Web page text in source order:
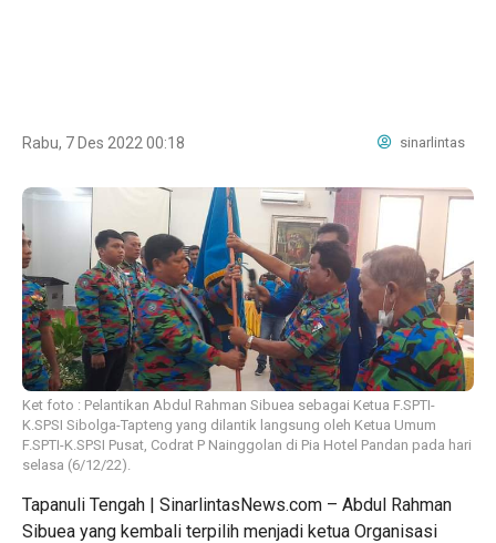
Rabu, 7 Des 2022 00:18 sinarlintas
Ket foto : Pelantikan Abdul Rahman Sibuea sebagai Ketua F.SPTI-
K.SPSI Sibolga-Tapteng yang dilantik langsung oleh Ketua Umum
F.SPTI-K.SPSI Pusat, Codrat P Nainggolan di Pia Hotel Pandan pada hari
selasa (6/12/22).
Tapanuli Tengah | SinarlintasNews.com – Abdul Rahman
Sibuea yang kembali terpilih menjadi ketua Organisasi